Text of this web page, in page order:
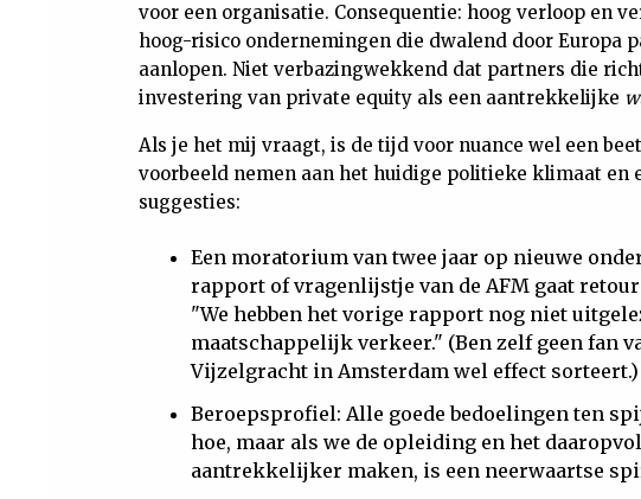
voor een organisatie. Consequentie: hoog verloop en
hoog-risico ondernemingen die dwalend door Europa
aanlopen. Niet verbazingwekkend dat partners die
investering van private equity als een aantrekkelijke
Als je het mij vraagt, is de tijd voor nuance wel een
voorbeeld nemen aan het huidige politieke klimaat en
suggesties:
Een moratorium van twee jaar op nieuwe
rapport of vragenlijstje van de AFM gaat
"We hebben het vorige rapport nog niet
maatschappelijk verkeer." (Ben zelf geen fan
Vijzelgracht in Amsterdam wel effect sorteert.)
Beroepsprofiel: Alle goede bedoelingen ten
hoe, maar als we de opleiding en het
aantrekkelijker maken, is een neerwaartse